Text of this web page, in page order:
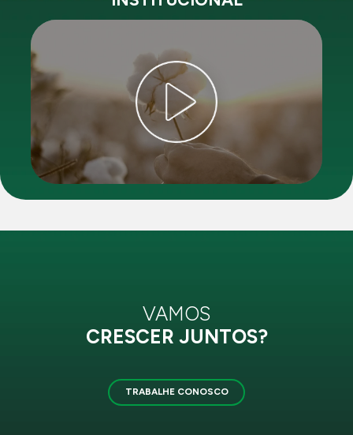
VAMOS
CRESCER JUNTOS?
TRABALHE CONOSCO